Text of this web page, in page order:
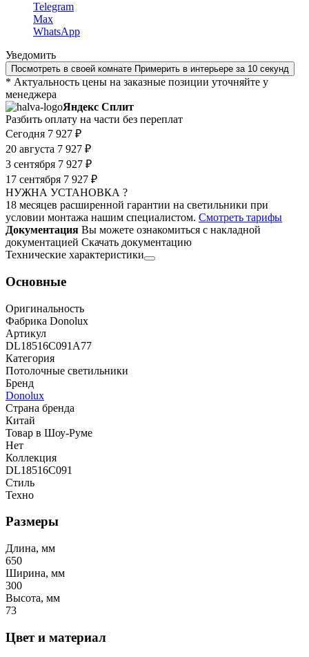
Telegram
Max
WhatsApp
Уведомить
Посмотреть в своей комнате Примерить в интерьере за 10 секунд
* Актуальность цены на заказные позиции уточняйте у
менеджера
Яндекс Сплит
Разбить оплату на части без переплат
Сегодня 7 927 ₽
20 августа 7 927 ₽
3 сентября 7 927 ₽
17 сентября 7 927 ₽
НУЖНА УСТАНОВКА ?
18 месяцев расширенной гарантии на светильники при
условии монтажа нашим специалистом. Смотреть тарифы
Документация Вы можете ознакомиться с накладной
документацией Скачать документацию
Технические характеристики
Основные
Оригинальность
Фабрика Donolux
Артикул
DL18516C091A77
Категория
Потолочные светильники
Бренд
Donolux
Страна бренда
Китай
Товар в Шоу-Руме
Нет
Коллекция
DL18516C091
Стиль
Техно
Размеры
Длина, мм
650
Ширина, мм
300
Высота, мм
73
Цвет и материал